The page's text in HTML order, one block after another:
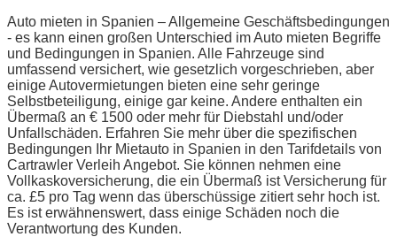
Auto mieten in Spanien – Allgemeine Geschäftsbedingungen
- es kann einen großen Unterschied im Auto mieten Begriffe
und Bedingungen in Spanien. Alle Fahrzeuge sind
umfassend versichert, wie gesetzlich vorgeschrieben, aber
einige Autovermietungen bieten eine sehr geringe
Selbstbeteiligung, einige gar keine. Andere enthalten ein
Übermaß an € 1500 oder mehr für Diebstahl und/oder
Unfallschäden. Erfahren Sie mehr über die spezifischen
Bedingungen Ihr Mietauto in Spanien in den Tarifdetails von
Cartrawler Verleih Angebot. Sie können nehmen eine
Vollkaskoversicherung, die ein Übermaß ist Versicherung für
ca. £5 pro Tag wenn das überschüssige zitiert sehr hoch ist.
Es ist erwähnenswert, dass einige Schäden noch die
Verantwortung des Kunden.